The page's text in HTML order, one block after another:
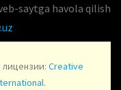
saytga havola qilish
Creative
.